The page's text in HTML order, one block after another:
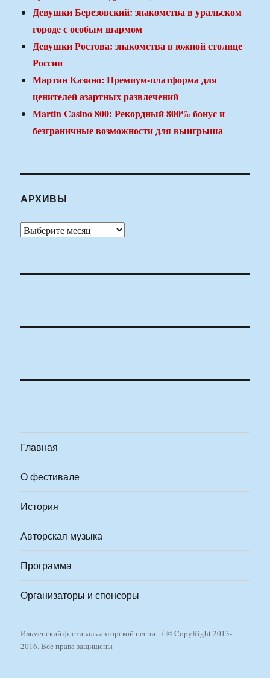
Девушки Березовский: знакомства в уральском
городе с особым шармом
Девушки Ростова: знакомства в южной столице
России
Мартин Казино: Премиум-платформа для
ценителей азартных развлечений
Martin Casino 800: Рекордный 800% бонус и
безграничные возможности для выигрыша
АРХИВЫ
Архивы
Главная
О фестивале
История
Авторская музыка
Программа
Организаторы и спонсоры
Ильменский фестиваль авторской песни
© CopyRight 2013-
2016. Все права защищены